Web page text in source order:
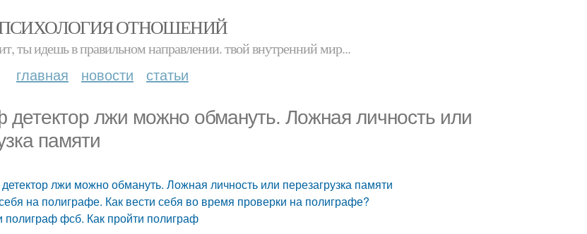
ОТНОШЕНИЙ
ты идешь в правильном направлении. твой внутренний мир...
главная новости статьи
детектор лжи можно обмануть. Ложная личность или
памяти
лжи можно обмануть. Ложная личность или перезагрузка памяти
на полиграфе. Как вести себя во время проверки на полиграфе?
полиграф фсб. Как пройти полиграф